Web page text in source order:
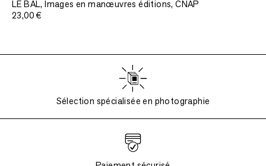
LE BAL, Images en manœuvres éditions, CNAP
23,00 €
Sélection spécialisée en photographie